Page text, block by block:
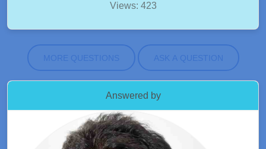
Views: 423
MORE QUESTIONS ASK A QUESTION
Answered by